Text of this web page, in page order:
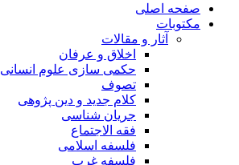
صفحه اصلی
مکتوبات
آثار و مقالات
اخلاق و عرفان
حکمی سازی علوم انسانی
تصوف
کلام جدید و دین پژوهی
جریان شناسی
فقه الاجتماع
فلسفه اسلامی
فلسفه غرب